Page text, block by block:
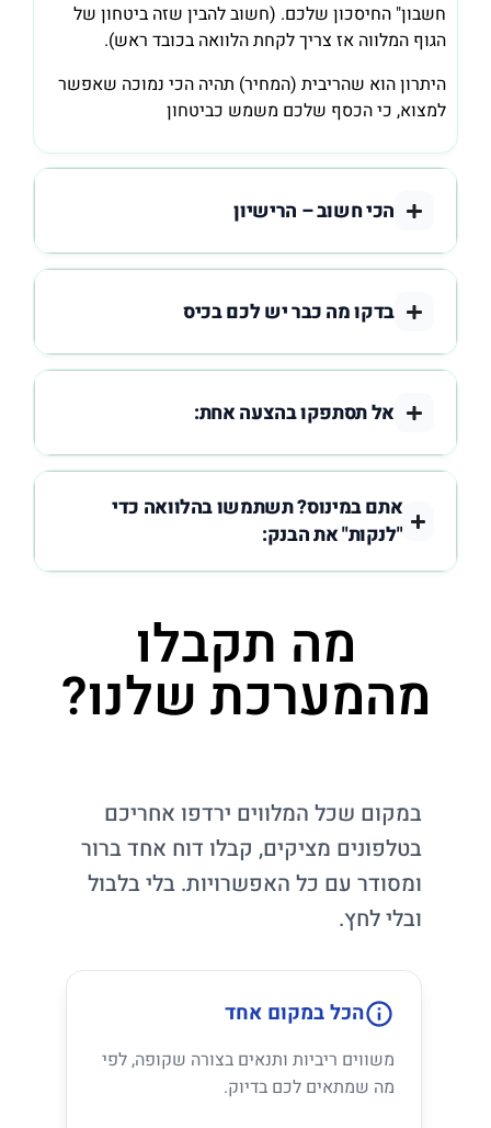
חשבון" החיסכון שלכם. (חשוב להבין שזה ביטחון של
הגוף המלווה אז צריך לקחת הלוואה בכובד ראש).
היתרון הוא שהריבית (המחיר) תהיה הכי נמוכה שאפשר
למצוא, כי הכסף שלכם משמש כביטחון
הכי חשוב – הרישיון
בדקו מה כבר יש לכם בכיס
אל תסתפקו בהצעה אחת:
אתם במינוס? תשתמשו בהלוואה כדי
"לנקות" את הבנק:
מה תקבלו
מהמערכת שלנו?
במקום שכל המלווים ירדפו אחריכם
בטלפונים מציקים, קבלו דוח אחד ברור
ומסודר עם כל האפשרויות. בלי בלבול
ובלי לחץ.
הכל במקום אחד
משווים ריביות ותנאים בצורה שקופה, לפי
מה שמתאים לכם בדיוק.